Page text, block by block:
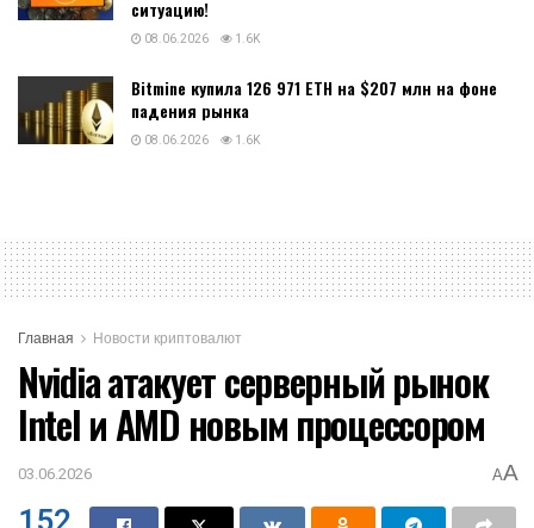
ситуацию!
08.06.2026 1.6K
Bitmine купила 126 971 ETH на $207 млн на фоне
падения рынка
08.06.2026 1.6K
Главная Новости криптовалют
Nvidia атакует серверный рынок
Intel и AMD новым процессором
03.06.2026 AA